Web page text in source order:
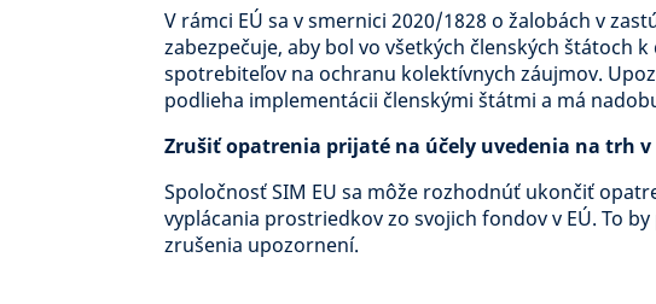
V rámci EÚ sa v smernici 2020/1828 o žalobách v
zabezpečuje, aby bol vo všetkých členských štátoch
spotrebiteľov na ochranu kolektívnych záujmov.
podlieha implementácii členskými štátmi a má
Zrušiť opatrenia prijaté na účely uvedenia na trh v
Spoločnosť SIM EU sa môže rozhodnúť ukončiť
vyplácania prostriedkov zo svojich fondov v EÚ. To
zrušenia upozornení.